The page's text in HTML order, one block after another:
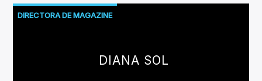
alternos Cyclecult
DIRECTORA DE MAGAZINE
DIANA SOL